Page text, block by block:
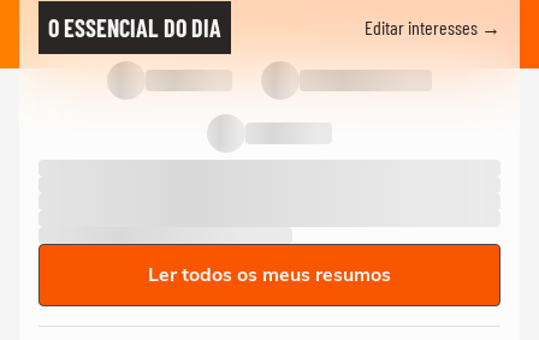
O ESSENCIAL DO DIA Editar interesses →
Ler todos os meus resumos